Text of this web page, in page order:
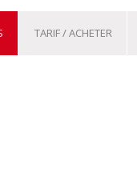
TARIF / ACHETER